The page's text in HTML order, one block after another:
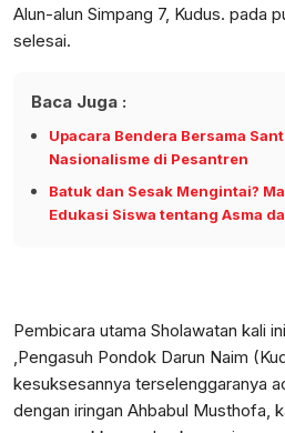
Alun-alun Simpang 7, Kudus. pada
selesai.
Baca Juga :
Upacara Bendera Bersama
Nasionalisme di Pesantren
Batuk dan Sesak Mengintai?
Edukasi Siswa tentang Asma
Pembicara utama Sholawatan kali
,Pengasuh Pondok Darun Naim
kesuksesannya terselenggaranya
dengan iringan Ahbabul Musthofa,